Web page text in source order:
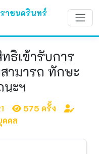
าชนครินทร์
ธิเข้ารับการ
ามารถ ทักษะ
นะฯ
575 ครั้ง
คคล